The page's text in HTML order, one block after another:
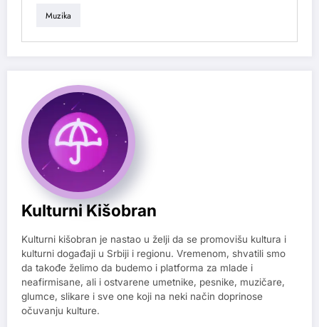
Muzika
Kulturni Kišobran
Kulturni kišobran je nastao u želji da se promovišu kultura i
kulturni događaji u Srbiji i regionu. Vremenom, shvatili smo
da takođe želimo da budemo i platforma za mlade i
neafirmisane, ali i ostvarene umetnike, pesnike, muzičare,
glumce, slikare i sve one koji na neki način doprinose
očuvanju kulture.